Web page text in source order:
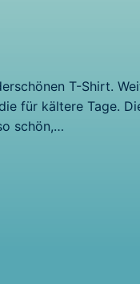
T-Shirt.
für kältere Tage.
schön,…